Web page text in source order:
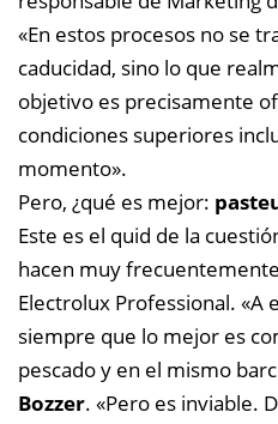
«En estos procesos no se
caducidad, sino lo que
objetivo es precisamente
condiciones superiores
momento».
Pero, ¿qué es mejor:
Este es el quid de la
hacen muy
Electrolux Professional. «A
siempre que lo mejor es
pescado y en el mismo
Bozzer. «Pero es inviable.